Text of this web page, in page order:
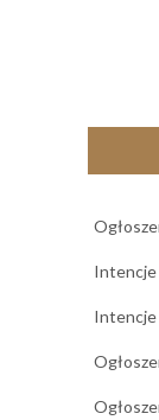
Intencje
Intencje